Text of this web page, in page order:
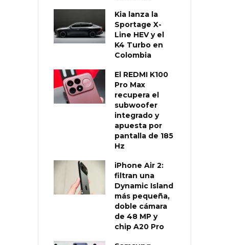
Kia lanza la
Sportage X-
Line HEV y el
K4 Turbo en
Colombia
El REDMI K100
Pro Max
recupera el
subwoofer
integrado y
apuesta por
pantalla de 185
Hz
iPhone Air 2:
filtran una
Dynamic Island
más pequeña,
doble cámara
de 48 MP y
chip A20 Pro